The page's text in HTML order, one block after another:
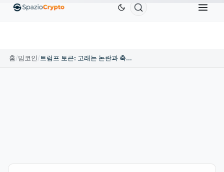
EthereumETHUS$1,880.58 Tether USDTUS$0.9991 BNB
홈/밈코인/ 트럼프 토큰: 고래는 논란과 축제 속에서 축적됩니다.